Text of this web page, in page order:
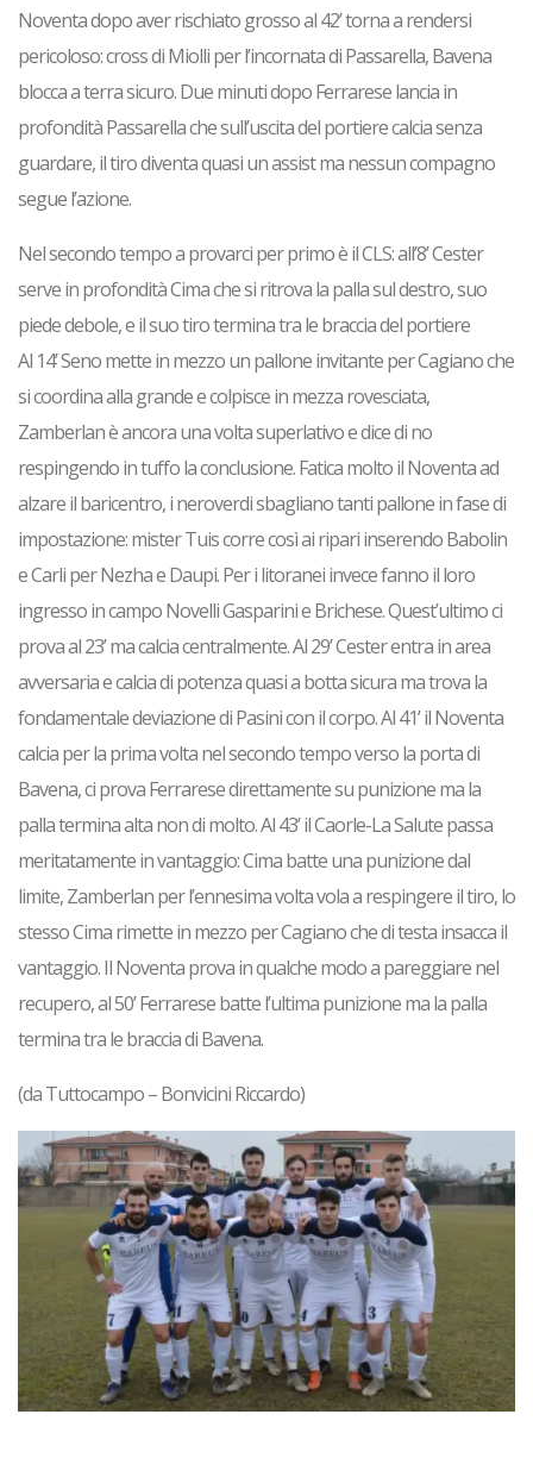
Noventa dopo aver rischiato grosso al 42’ torna a rendersi
pericoloso: cross di Miolli per l’incornata di Passarella, Bavena
blocca a terra sicuro. Due minuti dopo Ferrarese lancia in
profondità Passarella che sull’uscita del portiere calcia senza
guardare, il tiro diventa quasi un assist ma nessun compagno
segue l’azione.
Nel secondo tempo a provarci per primo è il CLS: all’8’ Cester
serve in profondità Cima che si ritrova la palla sul destro, suo
piede debole, e il suo tiro termina tra le braccia del portiere
Al 14’ Seno mette in mezzo un pallone invitante per Cagiano che
si coordina alla grande e colpisce in mezza rovesciata,
Zamberlan è ancora una volta superlativo e dice di no
respingendo in tuffo la conclusione. Fatica molto il Noventa ad
alzare il baricentro, i neroverdi sbagliano tanti pallone in fase di
impostazione: mister Tuis corre così ai ripari inserendo Babolin
e Carli per Nezha e Daupi. Per i litoranei invece fanno il loro
ingresso in campo Novelli Gasparini e Brichese. Quest’ultimo ci
prova al 23’ ma calcia centralmente. Al 29’ Cester entra in area
avversaria e calcia di potenza quasi a botta sicura ma trova la
fondamentale deviazione di Pasini con il corpo. Al 41’ il Noventa
calcia per la prima volta nel secondo tempo verso la porta di
Bavena, ci prova Ferrarese direttamente su punizione ma la
palla termina alta non di molto.Al 43’ il Caorle-La Salute passa
meritatamente in vantaggio: Cima batte una punizione dal
limite, Zamberlan per l’ennesima volta vola a respingere il tiro, lo
stesso Cima rimette in mezzo per Cagiano che di testa insacca il
vantaggio. Il Noventa prova in qualche modo a pareggiare nel
recupero, al 50’ Ferrarese batte l’ultima punizione ma la palla
termina tra le braccia di Bavena.
(da Tuttocampo – Bonvicini Riccardo)